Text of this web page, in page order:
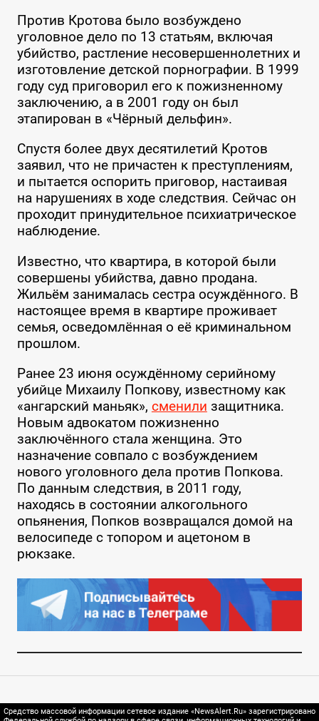
Против Кротова было возбуждено
уголовное дело по 13 статьям, включая
убийство, растление несовершеннолетних и
изготовление детской порнографии. В 1999
году суд приговорил его к пожизненному
заключению, а в 2001 году он был
этапирован в «Чёрный дельфин».
Спустя более двух десятилетий Кротов
заявил, что не причастен к преступлениям,
и пытается оспорить приговор, настаивая
на нарушениях в ходе следствия. Сейчас он
проходит принудительное психиатрическое
наблюдение.
Известно, что квартира, в которой были
совершены убийства, давно продана.
Жильём занималась сестра осуждённого. В
настоящее время в квартире проживает
семья, осведомлённая о её криминальном
прошлом.
Ранее 23 июня осуждённому серийному
убийце Михаилу Попкову, известному как
«ангарский маньяк», сменили защитника.
Новым адвокатом пожизненно
заключённого стала женщина. Это
назначение совпало с возбуждением
нового уголовного дела против Попкова.
По данным следствия, в 2011 году,
находясь в состоянии алкогольного
опьянения, Попков возвращался домой на
велосипеде с топором и ацетоном в
рюкзаке.
Средство массовой информации сетевое издание «NewsAlert.Ru» зарегистрировано